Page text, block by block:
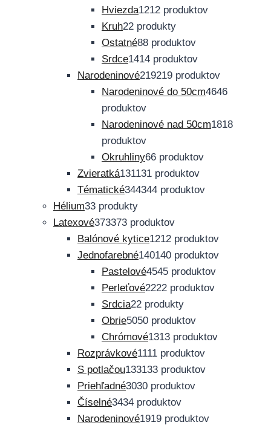
Hviezda1212 produktov
Kruh22 produkty
Ostatné88 produktov
Srdce1414 produktov
Narodeninové219219 produktov
Narodeninové do 50cm4646
produktov
Narodeninové nad 50cm1818
produktov
Okruhliny66 produktov
Zvieratká131131 produktov
Tématické344344 produktov
Hélium33 produkty
Latexové373373 produktov
Balónové kytice1212 produktov
Jednofarebné140140 produktov
Pastelové4545 produktov
Perleťové2222 produktov
Srdcia22 produkty
Obrie5050 produktov
Chrómové1313 produktov
Rozprávkové1111 produktov
S potlačou133133 produktov
Priehľadné3030 produktov
Číselné3434 produktov
Narodeninové1919 produktov